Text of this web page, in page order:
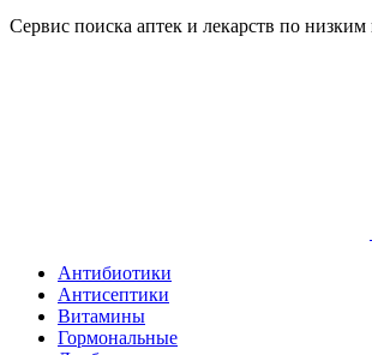
Сервис поиска аптек и лекарств по
Антибиотики
Антисептики
Витамины
Гормональные